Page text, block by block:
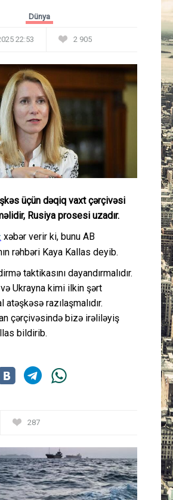
Güney Azərbaycan
İdman
Gündəm
Cəmiyyət
Peşə etikası
Əlaqə
Dünya
22:53 2 905
üçün dəqiq vaxt çərçivəsi
Rusiya prosesi uzadır.
xəbər verir ki, bunu AB
rəhbəri Kaya Kallas deyib.
taktikasını dayandırmalıdır.
və Ukrayna kimi ilkin şərt
atəşkəsə razılaşmalıdır.
çərçivəsində bizə irəliləyiş
bildirib.
287